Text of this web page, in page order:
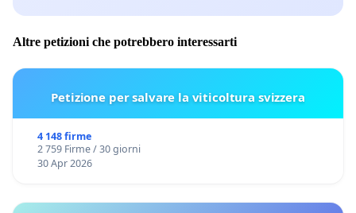
Altre petizioni che potrebbero interessarti
Petizione per salvare la viticoltura svizzera
4 148 firme
2 759 Firme / 30 giorni
30 Apr 2026